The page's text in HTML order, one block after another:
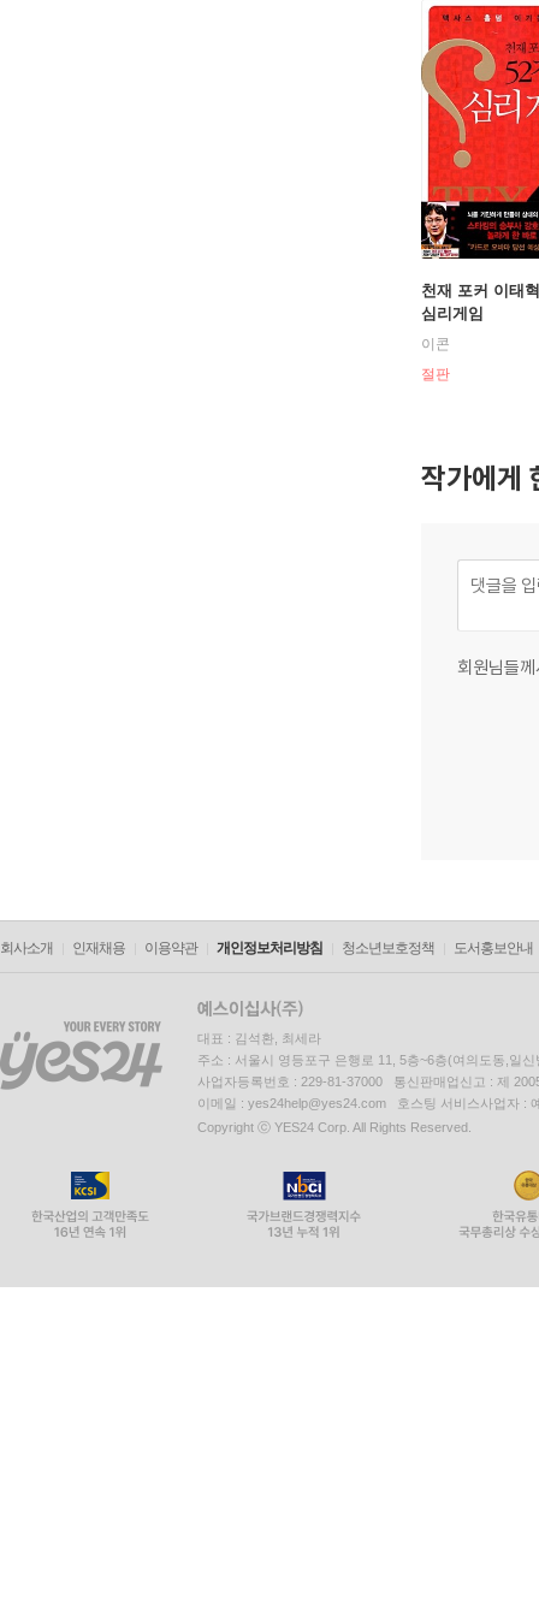
천재 포커 이태
심리게임
이콘
절판
작가에게
회원님들
회사소개 인재채용 이용약관 개인정보처리방침 청소년보호정책 도서홍보안내
대표 : 김석환, 최세라
주소 : 서울시 영등포구 은행로 11, 5층~6층(여의도동,일신
사업자등록번호 : 229-81-37000 통신판매업신고 : 제
이메일 : yes24help@yes24.com 호스팅 서비스사업자 :
Copyright ⓒ YES24 Corp. All Rights Reserved.